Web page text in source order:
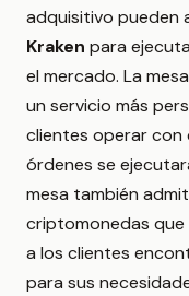
adquisitivo pueden
Kraken para
el mercado. La
un servicio más
clientes operar con
órdenes se
mesa también
criptomonedas que
a los clientes
para sus